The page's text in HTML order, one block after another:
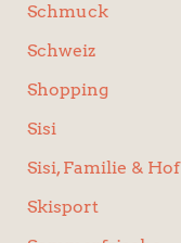
Schmuck
Schweiz
Shopping
Sisi
Sisi, Familie & Hof
Skisport